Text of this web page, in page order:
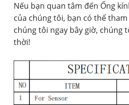
Nếu bạn quan tâm đến Ống
của chúng tôi, bạn có thể
chúng tôi ngay bây giờ, chúng
thời!